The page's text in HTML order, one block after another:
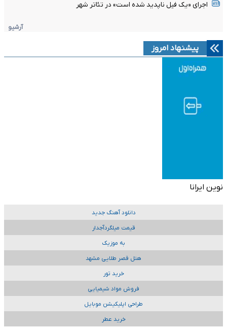
اجرای «یک فیل ناپدید شده است» در تئاتر شهر
آرشیو
پیشنهاد امروز
نوین ایرانا
دانلود آهنگ جدید
قیمت میلگردآجدار
به موزیک
هتل قصر طلایی مشهد
خرید تور
فروش مواد شیمیایی
طراحی اپلیکیشن موبایل
خرید عطر